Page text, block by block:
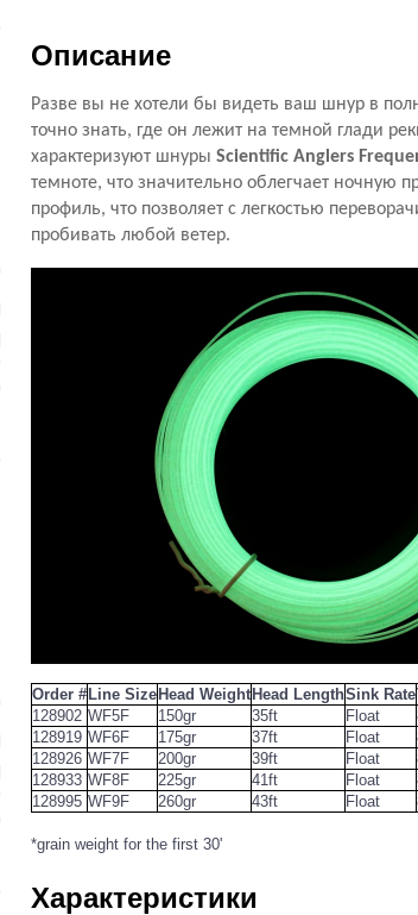
Описание
Разве вы не хотели бы видеть ваш шнур в
точно знать, где он лежит на темной глади
характеризуют шнурыScientific Anglers
темноте, что значительно облегчает ночную
профиль, что позволяет с легкостью
пробивать любой ветер.
Order # Line Size Head Weight Head LengthSink Rate
128902 WF5F 150gr 35ft Float
128919 WF6F 175gr 37ft Float
128926 WF7F 200gr 39ft Float
128933 WF8F 225gr 41ft Float
128995 WF9F 260gr 43ft Float
*grain weight for the first 30'
Характеристики